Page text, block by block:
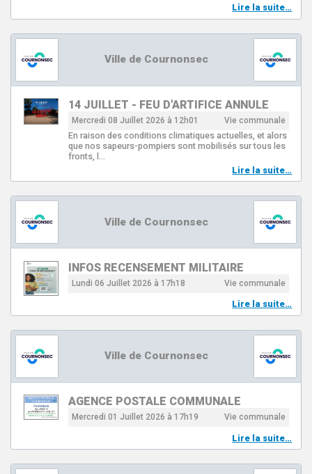
Lire la suite…
Ville de Cournonsec
14 JUILLET - FEU D'ARTIFICE ANNULE
Mercredi 08 Juillet 2026 à 12h01 Vie communale
En raison des conditions climatiques actuelles, et alors
que nos sapeurs-pompiers sont mobilisés sur tous les
fronts, l…
Lire la suite…
Ville de Cournonsec
INFOS RECENSEMENT MILITAIRE
Lundi 06 Juillet 2026 à 17h18 Vie communale
Lire la suite…
Ville de Cournonsec
AGENCE POSTALE COMMUNALE
Mercredi 01 Juillet 2026 à 17h19 Vie communale
Lire la suite…